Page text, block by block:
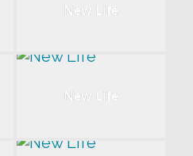
New Life
New Life